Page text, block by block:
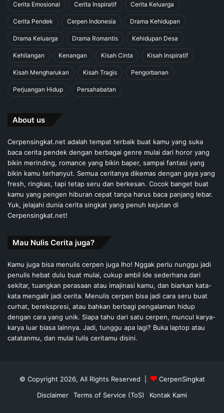
Cerita Emosional Cerita Inspiratif Cerita Keluarga
Cerita Pendek Cerpen Indonesia Drama Kehidupan
Drama Keluarga Drama Romantis Kehidupan Desa
Kehilangan Kenangan Kisah Cinta Kisah Inspiratif
Kisah Mengharukan Kisah Tragis Pengorbanan
Perjuangan Hidup Persahabatan
About us
Cerpensingkat.net adalah tempat terbaik buat kamu yang suka
baca cerita pendek dengan berbagai genre mulai dari horor yang
bikin merinding, romance yang bikin baper, sampai fantasi yang
bikin kamu terhanyut. Semua ceritanya dikemas dengan gaya yang
fresh, ringkas, tapi tetap seru dan berkesan. Cocok banget buat
kamu yang pengen hiburan cepat tanpa harus baca panjang lebar.
Yuk, jelajahi dunia cerita singkat yang penuh kejutan di
Cerpensingkat.net!
Mau Nulis Cerita juga?
Kamu juga bisa menulis cerpen juga lho! Nggak perlu nunggu jadi
penulis hebat dulu buat mulai, cukup ambil ide sederhana dari
sekitar, tuangkan perasaan atau imajinasi kamu, dan biarkan kata-
kata mengalir jadi cerita. Menulis cerpen bisa jadi cara seru buat
curhat, berekspresi, atau bahkan berbagi pengalaman hidup
dengan cara yang unik. Siapa tahu dari satu cerpen, muncul karya-
karya luar biasa lainnya. Jadi, tunggu apa lagi? Buka laptop atau
catatanmu, dan mulai tulis ceritamu disini.
© Copyright 2026, All Rights Reserved |
CerpenSingkat
Disclaimer
Terms of Service (ToS) Kontak Kami